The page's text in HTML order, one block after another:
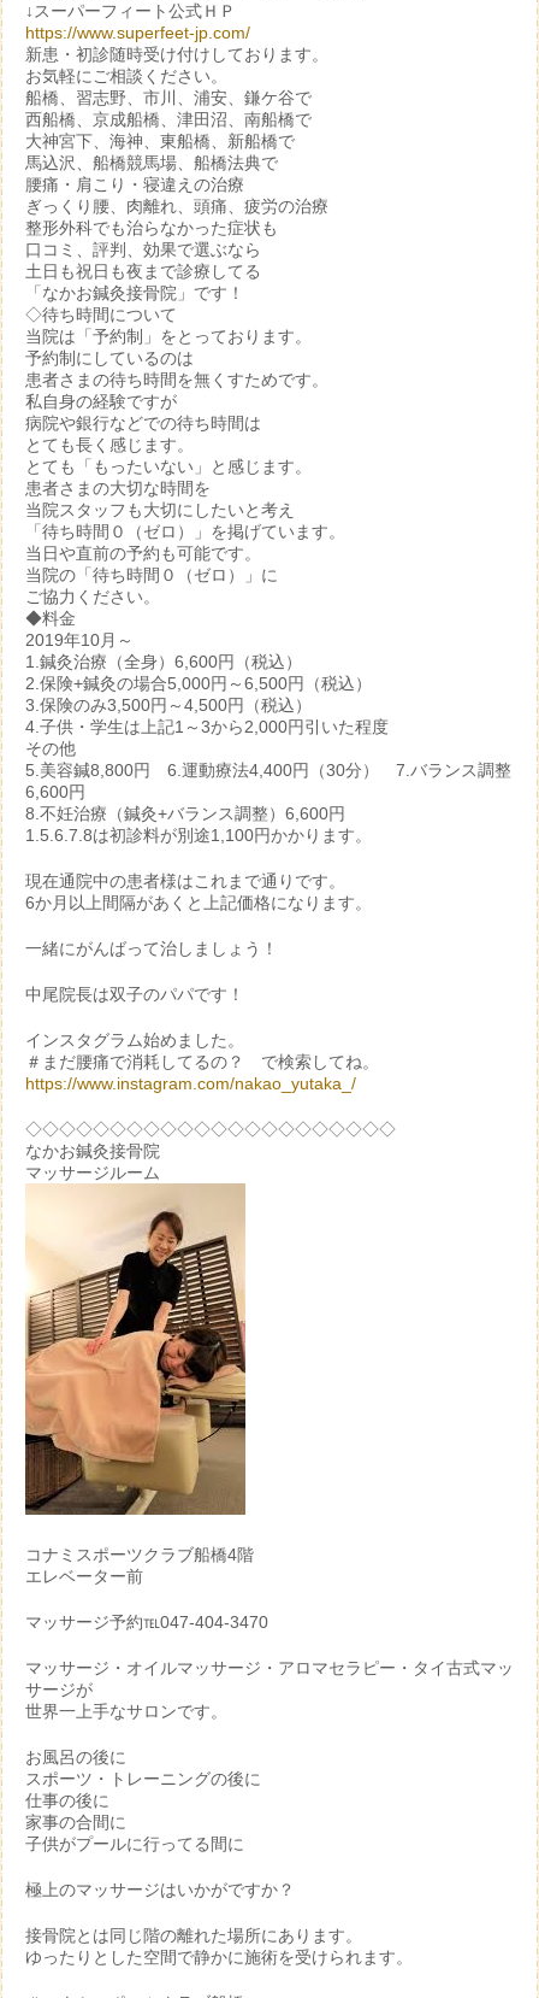
↓スーパーフィート公式ＨＰ
https://www.superfeet-jp.com/
新患・初診随時受け付けしております。
お気軽にご相談ください。
船橋、習志野、市川、浦安、鎌ケ谷で
西船橋、京成船橋、津田沼、南船橋で
大神宮下、海神、東船橋、新船橋で
馬込沢、船橋競馬場、船橋法典で
腰痛・肩こり・寝違えの治療
ぎっくり腰、肉離れ、頭痛、疲労の治療
整形外科でも治らなかった症状も
口コミ、評判、効果で選ぶなら
土日も祝日も夜まで診療してる
「なかお鍼灸接骨院」です！
◇待ち時間について
当院は「予約制」をとっております。
予約制にしているのは
患者さまの待ち時間を無くすためです。
私自身の経験ですが
病院や銀行などでの待ち時間は
とても長く感じます。
とても「もったいない」と感じます。
患者さまの大切な時間を
当院スタッフも大切にしたいと考え
「待ち時間０（ゼロ）」を掲げています。
当日や直前の予約も可能です。
当院の「待ち時間０（ゼロ）」に
ご協力ください。
◆料金
2019年10月～
1.鍼灸治療（全身）6,600円（税込）
2.保険+鍼灸の場合5,000円～6,500円（税込）
3.保険のみ3,500円～4,500円（税込）
4.子供・学生は上記1～3から2,000円引いた程度
その他
5.美容鍼8,800円 6.運動療法4,400円（30分） 7.バランス調整
6,600円
8.不妊治療（鍼灸+バランス調整）6,600円
1.5.6.7.8は初診料が別途1,100円かかります。
現在通院中の患者様はこれまで通りです。
6か月以上間隔があくと上記価格になります。
一緒にがんばって治しましょう！
中尾院長は双子のパパです！
インスタグラム始めました。
＃まだ腰痛で消耗してるの？ で検索してね。
https://www.instagram.com/nakao_yutaka_/
◇◇◇◇◇◇◇◇◇◇◇◇◇◇◇◇◇◇◇◇◇◇
なかお鍼灸接骨院
マッサージルーム
コナミスポーツクラブ船橋4階
エレベーター前
マッサージ予約℡047-404-3470
マッサージ・オイルマッサージ・アロマセラピー・タイ古式マッ
サージが
世界一上手なサロンです。
お風呂の後に
スポーツ・トレーニングの後に
仕事の後に
家事の合間に
子供がプールに行ってる間に
極上のマッサージはいかがですか？
接骨院とは同じ階の離れた場所にあります。
ゆったりとした空間で静かに施術を受けられます。